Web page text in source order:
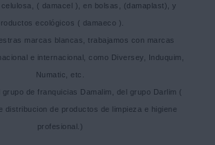
( damacel ), en bolsas, (damaplast), y
ecológicos ( damaeco ).
marcas blancas, trabajamos con marcas
e internacional, como Diversey, Induquim,
Numatic, etc.
grupo de franquicias Damalim, del grupo Darlim (
distribucion de productos de limpieza e higiene
profesional.)